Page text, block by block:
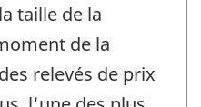
taille de la
de la
relevés de prix